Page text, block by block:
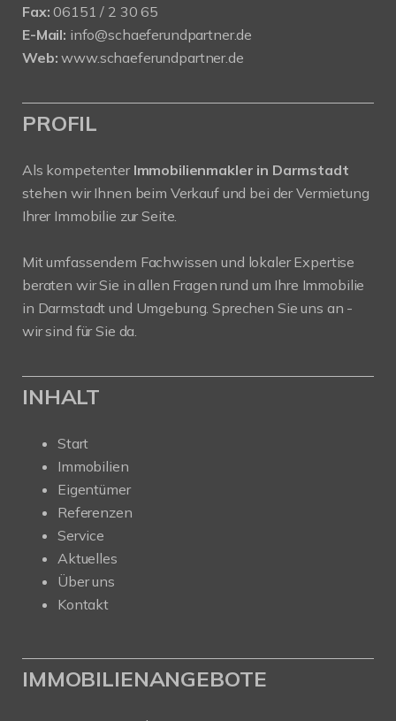
Fax: 06151 / 2 30 65
E-Mail: info@schaeferundpartner.de
Web: www.schaeferundpartner.de
PROFIL
Als kompetenter Immobilienmakler in Darmstadt
stehen wir Ihnen beim Verkauf und bei der Vermietung
Ihrer Immobilie zur Seite.
Mit umfassendem Fachwissen und lokaler Expertise
beraten wir Sie in allen Fragen rund um Ihre Immobilie
in Darmstadt und Umgebung. Sprechen Sie uns an -
wir sind für Sie da.
INHALT
Start
Immobilien
Eigentümer
Referenzen
Service
Aktuelles
Über uns
Kontakt
IMMOBILIENANGEBOTE